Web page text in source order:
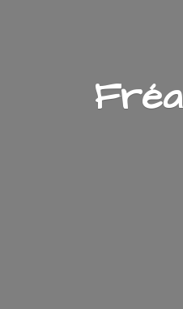
Fré